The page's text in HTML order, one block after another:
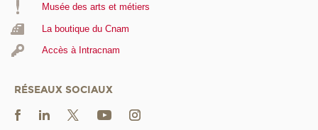
Musée des arts et métiers
La boutique du Cnam
Accès à Intracnam
RÉSEAUX SOCIAUX